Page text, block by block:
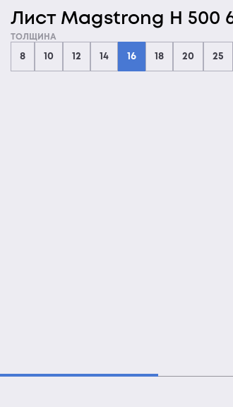
Лист Magstrong H 500 6
ТОЛЩИНА
8 10 12 14 16 18 20 25